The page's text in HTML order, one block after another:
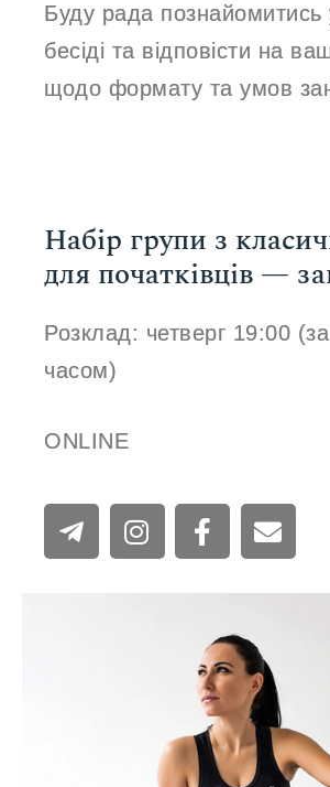
Буду рада познайомитись
бесіді та відповісти на
щодо формату та умов
Набір групи з
для початківців —
Розклад: четверг 19:00
часом)
ONLINE